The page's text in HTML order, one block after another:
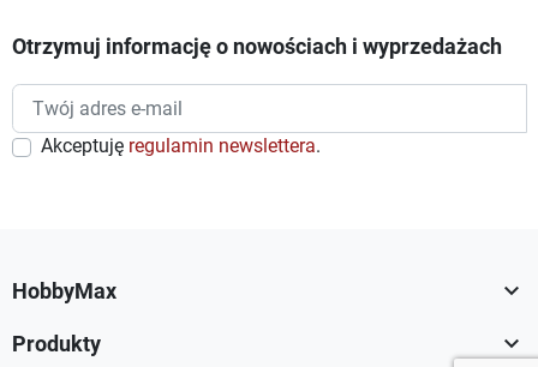
Otrzymuj informację o nowościach i wyprzedażach
Akceptuję regulamin newslettera.
HobbyMax 
Produkty 